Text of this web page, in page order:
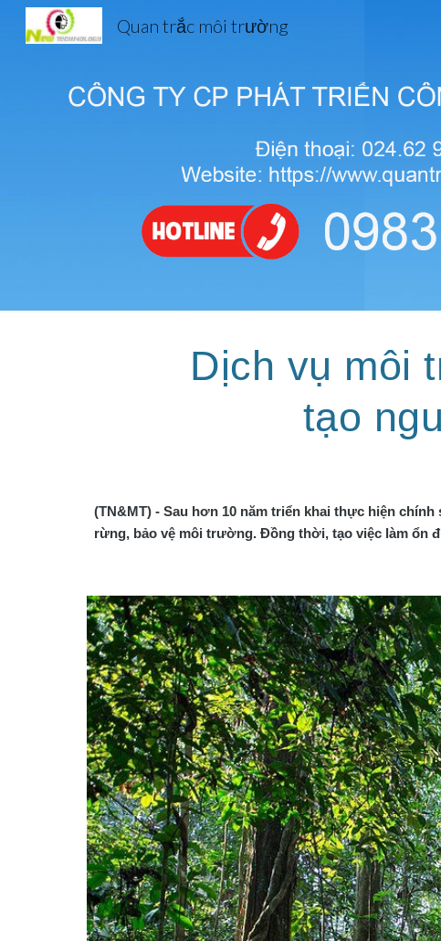
Skip
Quan trắc môi trường
Dịch vụ môi
tạo
(TN&MT) - Sau hơn 10 năm triển khai thực hiện
rừng, bảo vệ môi trường. Đồng thời, tạo việc làm ổn